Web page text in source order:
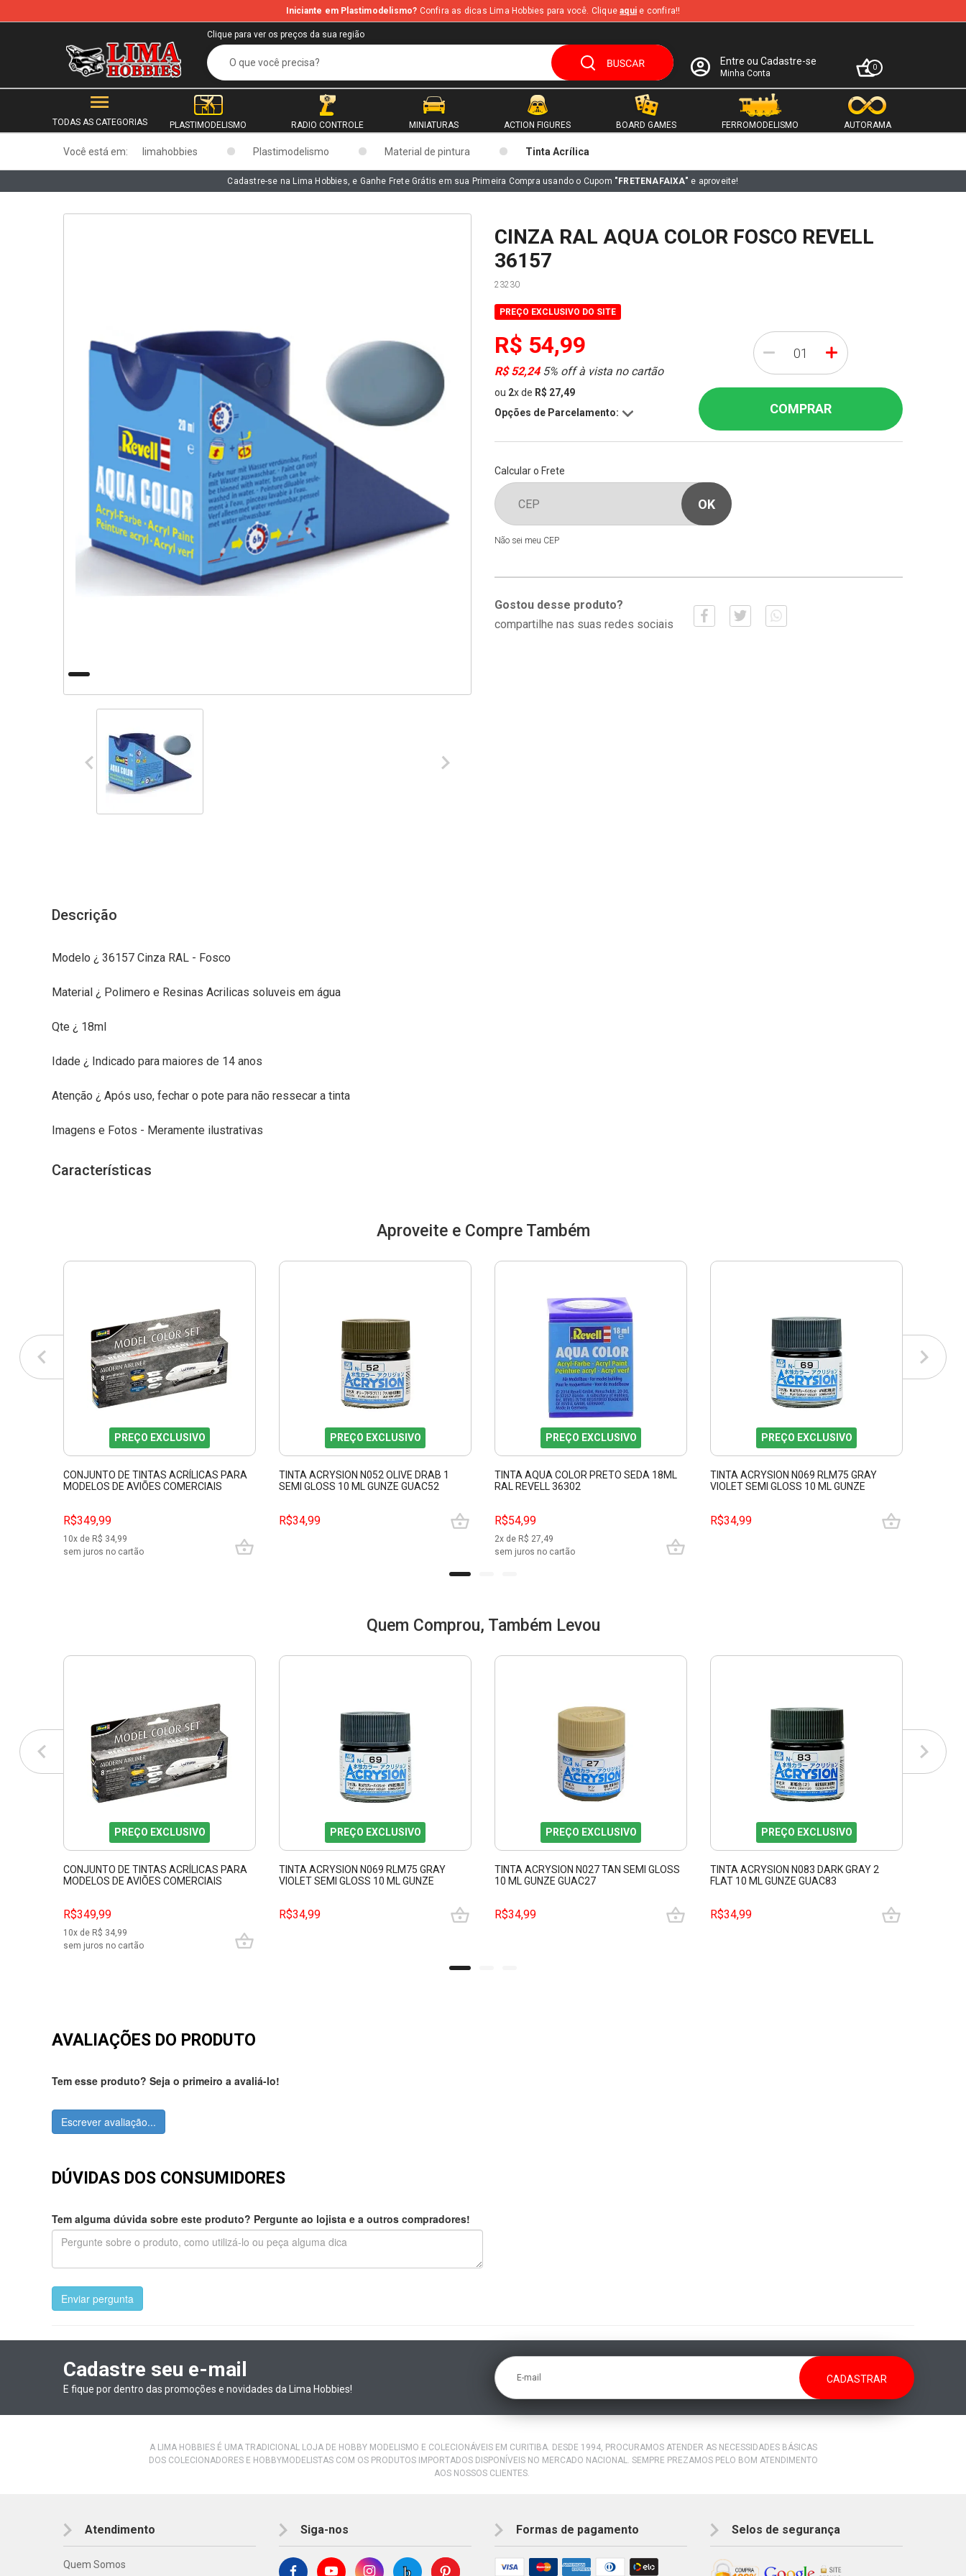
b
Iniciante em Plastimodelismo? Confira as dicas Lima Hobbies para você. Cliqueaqui e confira!!
Clique para ver os preços da sua região
Entre ou Cadastre-se
Minha Conta
0
TODAS AS CATEGORIAS PLASTIMODELISMO RADIO CONTROLE MINIATURAS ACTION FIGURES BOARD GAMES FERROMODELISMO AUTORAMA
Você está em: limahobbies Plastimodelismo Material de pintura Tinta Acrílica
Cadastre-se na Lima Hobbies, e Ganhe Frete Grátis em sua Primeira Compra usando o Cupom "FRETENAFAIXA" e aproveite!
CINZA RAL AQUA COLOR FOSCO REVELL
36157
23230
PREÇO EXCLUSIVO DO SITE
R$ 54,99
R$ 52,245% off à vista no cartão
ou 2xde R$ 27,49
Opções de Parcelamento:
- +
COMPRAR
Calcular o Frete
Não sei meu CEP
Gostou desse produto?
compartilhe nas suas redes sociais
Descrição
Modelo ¿ 36157 Cinza RAL - Fosco
Material ¿ Polimero e Resinas Acrilicas soluveis em água
Qte ¿ 18ml
Idade ¿ Indicado para maiores de 14 anos
Atenção ¿ Após uso, fechar o pote para não ressecar a tinta
Imagens e Fotos - Meramente ilustrativas
Características
Aproveite e Compre Também
PREÇO EXCLUSIVO
CONJUNTO DE TINTAS ACRÍLICAS PARA
MODELOS DE AVIÕES COMERCIAIS
R$349,99
10x de R$ 34,99
sem juros no cartão
PREÇO EXCLUSIVO
TINTA ACRYSION N052 OLIVE DRAB 1
SEMI GLOSS 10 ML GUNZE GUAC52
R$34,99
PREÇO EXCLUSIVO
TINTA AQUA COLOR PRETO SEDA 18ML
RAL REVELL 36302
R$54,99
2x de R$ 27,49
sem juros no cartão
PREÇO EXCLUSIVO
TINTA ACRYSION N069 RLM75 GRAY
VIOLET SEMI GLOSS 10 ML GUNZE
R$34,99
Quem Comprou, Também Levou
PREÇO EXCLUSIVO
CONJUNTO DE TINTAS ACRÍLICAS PARA
MODELOS DE AVIÕES COMERCIAIS
R$349,99
10x de R$ 34,99
sem juros no cartão
PREÇO EXCLUSIVO
TINTA ACRYSION N069 RLM75 GRAY
VIOLET SEMI GLOSS 10 ML GUNZE
R$34,99
PREÇO EXCLUSIVO
TINTA ACRYSION N027 TAN SEMI GLOSS
10 ML GUNZE GUAC27
R$34,99
PREÇO EXCLUSIVO
TINTA ACRYSION N083 DARK GRAY 2
FLAT 10 ML GUNZE GUAC83
R$34,99
AVALIAÇÕES DO PRODUTO
Tem esse produto? Seja o primeiro a avaliá-lo!
Escrever avaliação...
DÚVIDAS DOS CONSUMIDORES
Tem alguma dúvida sobre este produto? Pergunte ao lojista e a outros compradores!
Enviar pergunta
Cadastre seu e-mail
E fique por dentro das promoções e novidades da Lima Hobbies!
E-mail
A LIMA HOBBIES É UMA TRADICIONAL LOJA DE HOBBY MODELISMO E COLECIONÁVEIS EM CURITIBA. DESDE 1994, PROCURAMOS ATENDER AS NECESSIDADES BÁSICAS
DOS COLECIONADORES E HOBBYMODELISTAS COM OS PRODUTOS IMPORTADOS DISPONÍVEIS NO MERCADO NACIONAL. SEMPRE PREZAMOS PELO BOM ATENDIMENTO
AOS NOSSOS CLIENTES.
Atendimento
Quem Somos
Siga-nos Formas de pagamento Selos de segurança